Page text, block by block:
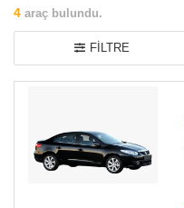
4 araç bulundu.
FILTRE